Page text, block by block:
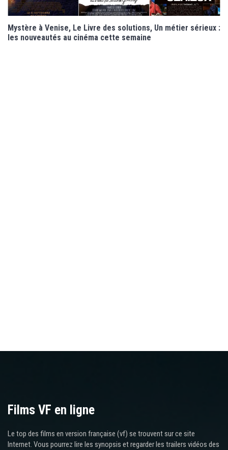
Mystère à Venise, Le Livre des solutions, Un métier sérieux :
les nouveautés au cinéma cette semaine
Films VF en ligne
Le top des films en version française (vf) se trouvent sur ce site
Internet. Vous pourrez lire les synopsis et regarder les trailers vidéos des